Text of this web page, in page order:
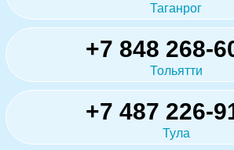
Таганрог
+7 848 268-
Тольятти
+7 487 226-
Тула